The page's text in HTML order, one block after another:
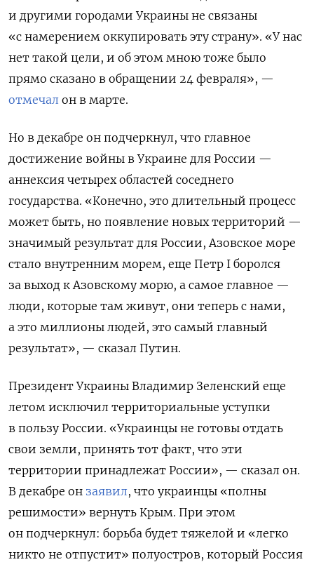
и другими городами Украины не связаны
«с намерением оккупировать эту страну». «У нас
нет такой цели, и об этом мною тоже было
прямо сказано в обращении 24 февраля», —
отмечал он в марте.
Но в декабре он подчеркнул, что главное
достижение войны в Украине для России —
аннексия четырех областей соседнего
государства. «Конечно, это длительный процесс
может быть, но появление новых территорий —
значимый результат для России, Азовское море
стало внутренним морем, еще Петр I боролся
за выход к Азовскому морю, а самое главное —
люди, которые там живут, они теперь с нами,
а это миллионы людей, это самый главный
результат», — сказал Путин.
Президент Украины Владимир Зеленский еще
летом исключил территориальные уступки
в пользу России. «Украинцы не готовы отдать
свои земли, принять тот факт, что эти
территории принадлежат России», — сказал он.
В декабре он заявил, что украинцы «полны
решимости» вернуть Крым. При этом
он подчеркнул: борьба будет тяжелой и «легко
никто не отпустит» полуостров, который Россия